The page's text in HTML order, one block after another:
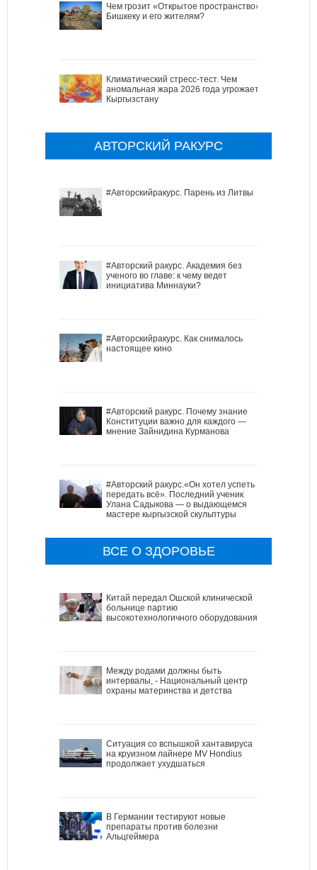
Чем грозит «Открытое пространство»
Бишкеку и его жителям?
Климатический стресс-тест. Чем
аномальная жара 2026 года угрожает
Кыргызстану
АВТОРСКИЙ РАКУРС
#Авторскийракурс. Парень из Литвы
#Авторский ракурс. Академия без
ученого во главе: к чему ведет
инициатива Миннауки?
#Авторскийракурс. Как снималось
настоящее кино
#Авторский ракурс. Почему знание
Конституции важно для каждого —
мнение Зайнидина Курманова
#Авторский ракурс.«Он хотел успеть
передать всё». Последний ученик
Улана Садыкова — о выдающемся
мастере кыргызской скульптуры
ВСЕ О ЗДОРОВЬЕ
Китай передал Ошской клинической
больнице партию
высокотехнологичного оборудования
Между родами должны быть
интервалы, - Национальный центр
охраны материнства и детства
Ситуация со вспышкой хантавируса
на круизном лайнере MV Hondius
продолжает ухудшаться
В Германии тестируют новые
препараты против болезни
Альцгеймера